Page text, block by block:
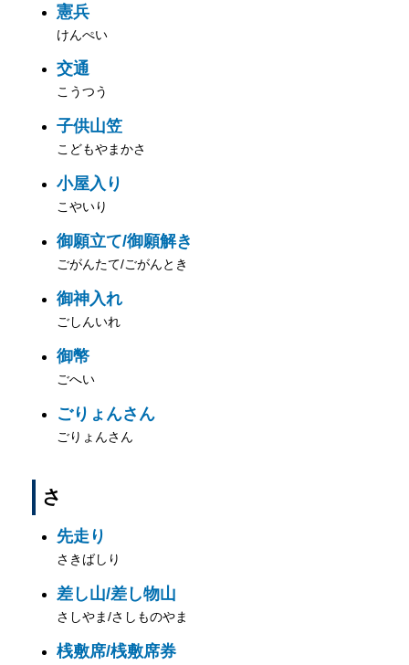
憲兵
けんぺい
交通
こうつう
子供山笠
こどもやまかさ
小屋入り
こやいり
御願立て/御願解き
ごがんたて/ごがんとき
御神入れ
ごしんいれ
御幣
ごへい
ごりょんさん
ごりょんさん
さ
先走り
さきばしり
差し山/差し物山
さしやま/さしものやま
桟敷席/桟敷席券